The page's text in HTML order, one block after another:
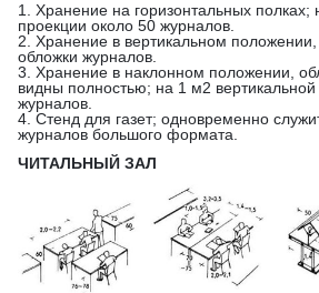
1. Хранение на горизонтальных полках;
проекции около 50 журналов.
2. Хранение в вертикальном
обложки журналов.
3. Хранение в наклонном положении,
видны полностью; на 1 м2
журналов.
4. Стенд для газет; одновременно
журналов большого формата.
ЧИТАЛЬНЫЙ ЗАЛ